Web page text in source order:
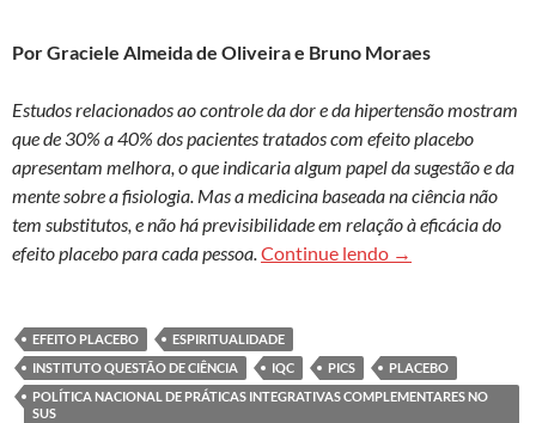
Por Graciele Almeida de Oliveira e Bruno Moraes
Estudos relacionados ao controle da dor e da hipertensão mostram
que de 30% a 40% dos pacientes tratados com efeito placebo
apresentam melhora, o que indicaria algum papel da sugestão e da
mente sobre a fisiologia. Mas a medicina baseada na ciência não
tem substitutos, e não há previsibilidade em relação à eficácia do
efeito placebo para cada pessoa. Continue lendo Pesquisas em
→
EFEITO PLACEBO
ESPIRITUALIDADE
INSTITUTO QUESTÃO DE CIÊNCIA
IQC PICS
PLACEBO
POLÍTICA NACIONAL DE PRÁTICAS INTEGRATIVAS COMPLEMENTARES NO
SUS